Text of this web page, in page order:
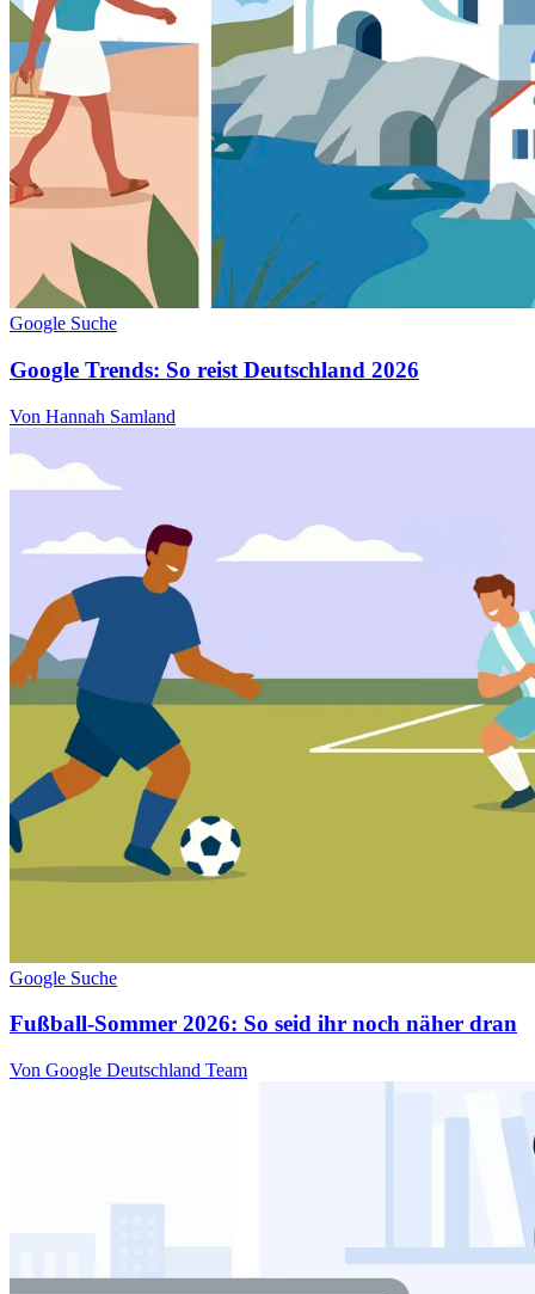
Google Suche
Google Trends: So reist Deutschland 2026
Von Hannah Samland
Google Suche
Fußball-Sommer 2026: So seid ihr noch näher dran
Von Google Deutschland Team